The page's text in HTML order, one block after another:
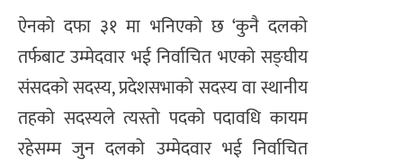
ऐनको दफा ३१ मा भनिएको छ ‘कुनै दलको
तर्फबाट उम्मेदवार भई निर्वाचित भएको सङ्घीय
संसदको सदस्य, प्रदेशसभाको सदस्य वा स्थानीय
तहको सदस्यले त्यस्तो पदको पदावधि कायम
रहेसम्म जुन दलको उम्मेदवार भई निर्वाचित